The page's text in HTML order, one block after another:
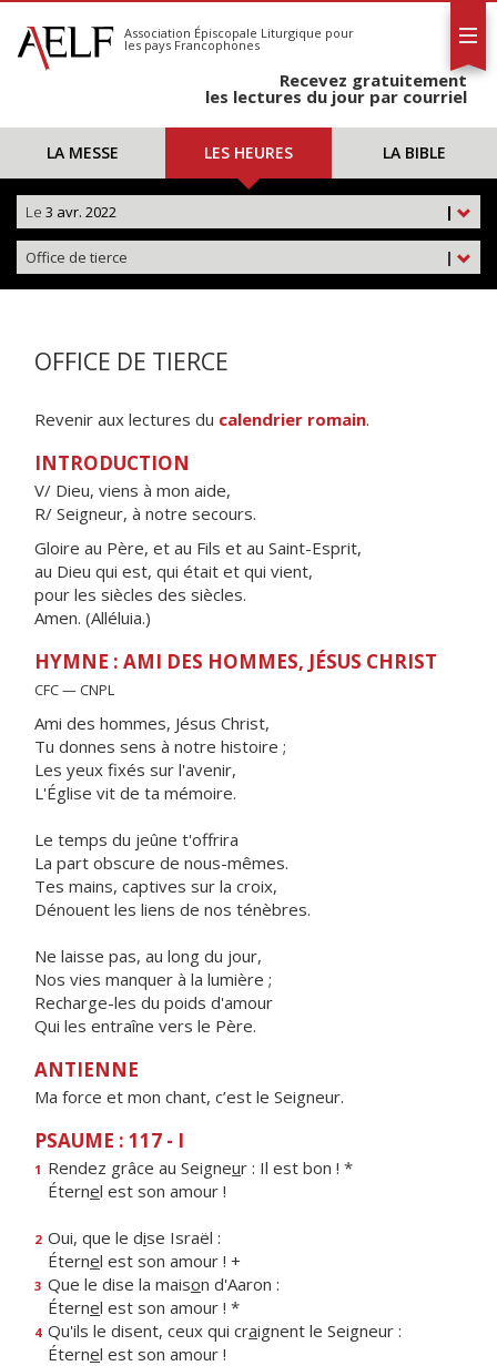
S'abonner
Calendrier
Association Épiscopale Liturgique pour
les pays Francophones
Recevez gratuitement
les lectures du jour par courriel
LA MESSE LES HEURES LA BIBLE
|
Le 3 avr. 2022
|
Office de tierce
OFFICE DE TIERCE
Revenir aux lectures du calendrier romain.
INTRODUCTION
V/ Dieu, viens à mon aide,
R/ Seigneur, à notre secours.
Gloire au Père, et au Fils et au Saint-Esprit,
au Dieu qui est, qui était et qui vient,
pour les siècles des siècles.
Amen. (Alléluia.)
HYMNE : AMI DES HOMMES, JÉSUS CHRIST
CFC — CNPL
Ami des hommes, Jésus Christ,
Tu donnes sens à notre histoire ;
Les yeux fixés sur l'avenir,
L'Église vit de ta mémoire.
Le temps du jeûne t'offrira
La part obscure de nous-mêmes.
Tes mains, captives sur la croix,
Dénouent les liens de nos ténèbres.
Ne laisse pas, au long du jour,
Nos vies manquer à la lumière ;
Recharge-les du poids d'amour
Qui les entraîne vers le Père.
ANTIENNE
Ma force et mon chant, c’est le Seigneur.
PSAUME : 117 - I
1 Rendez grâce au Seigneur : Il est bon ! *
Éternel est son amour !
2 Oui, que le dise Israël :
Éternel est son amour ! +
3 Que le dise la maison d'Aaron :
Éternel est son amour ! *
4 Qu'ils le disent, ceux qui craignent le Seigneur :
Éternel est son amour !